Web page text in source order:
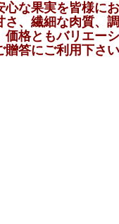
心な果実を皆様に
さ、繊細な肉質、
価格ともバリエー
贈答にご利用下さい